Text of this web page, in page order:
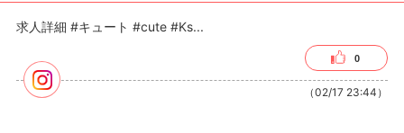
求人詳細 #キュート #cute #Ks...
0
（02/17 23:44）